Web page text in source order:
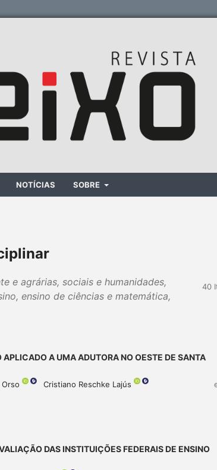
NOTÍCIAS SOBRE
40
e agrárias, sociais e humanidades,
ensino de ciências e matemática,
A UMA ADUTORA NO OESTE DE SANTA
Orso Cristiano Reschke Lajús
DAS INSTITUIÇÕES FEDERAIS DE ENSINO